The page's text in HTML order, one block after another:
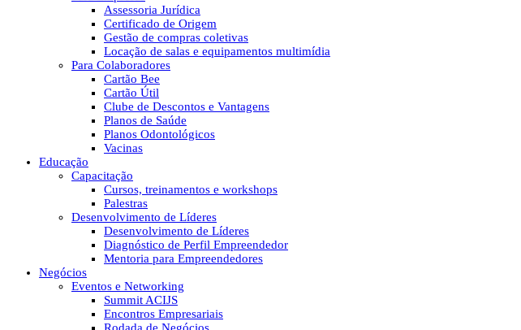
Assessoria Jurídica
Certificado de Origem
Gestão de compras coletivas
Locação de salas e equipamentos multimídia
Para Colaboradores
Cartão Bee
Cartão Útil
Clube de Descontos e Vantagens
Planos de Saúde
Planos Odontológicos
Vacinas
Educação
Capacitação
Cursos, treinamentos e workshops
Palestras
Desenvolvimento de Líderes
Desenvolvimento de Líderes
Diagnóstico de Perfil Empreendedor
Mentoria para Empreendedores
Negócios
Eventos e Networking
Summit ACIJS
Encontros Empresariais